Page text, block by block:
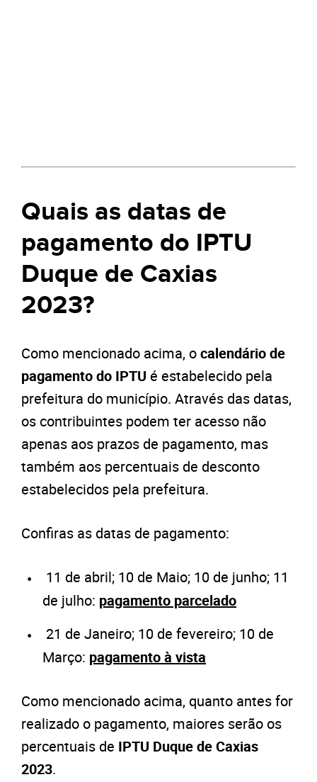
Quais as datas de
pagamento do IPTU
Duque de Caxias
2023?
Como mencionado acima, ocalendário de
pagamento do IPTU é estabelecido pela
prefeitura do município. Através das datas,
os contribuintes podem ter acesso não
apenas aos prazos de pagamento, mas
também aos percentuais de desconto
estabelecidos pela prefeitura.
Confiras as datas de pagamento:
11 de abril; 10 de Maio; 10 de junho; 11
de julho: pagamento parcelado
21 de Janeiro; 10 de fevereiro; 10 de
Março: pagamento à vista
Como mencionado acima, quanto antes for
realizado o pagamento, maiores serão os
percentuais de IPTU Duque de Caxias
2023.